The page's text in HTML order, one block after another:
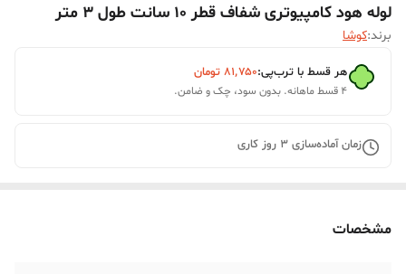
لوله هود کامپیوتری شفاف قطر 10 سانت طول 3 متر
برند:کوشا
هر قسط با ترب‌پی:۸۱٬۷۵۰ تومان
۴ قسط ماهانه. بدون سود، چک و ضامن.
زمان آماده‌سازی 3 روز کاری
مشخصات